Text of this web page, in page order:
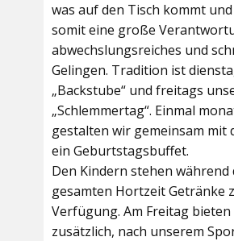
was auf den Tisch kommt
somit eine große
abwechslungsreiches und
Gelingen. Tradition ist
„Backstube“ und freitags
„Schlemmertag“. Einmal
gestalten wir gemeinsam mit
ein Geburtstagsbuffet.
Den Kindern stehen während
gesamten Hortzeit Getränke
Verfügung. Am Freitag
zusätzlich, nach unserem